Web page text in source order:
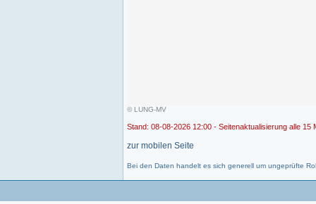
© LUNG-MV
Stand: 08-08-2026 12:00 - Seitenaktualisierung alle 15
zur mobilen Seite
Bei den Daten handelt es sich generell um ungeprüfte